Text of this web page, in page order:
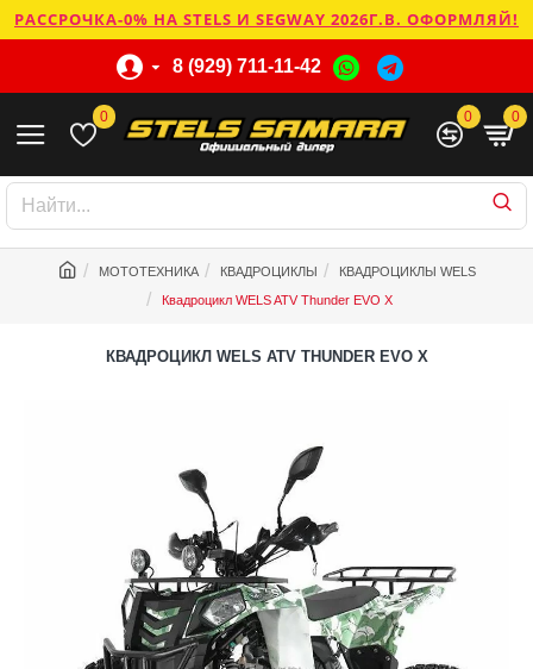
РАССРОЧКА-0% НА STELS И SEGWAY 2026Г.В. ОФОРМЛЯЙ!
8 (929) 711-11-42
0 0 0
МОТОТЕХНИКА КВАДРОЦИКЛЫ
КВАДРОЦИКЛЫ WELS
Квадроцикл WELS ATV Thunder EVO X
КВАДРОЦИКЛ WELS ATV THUNDER EVO X